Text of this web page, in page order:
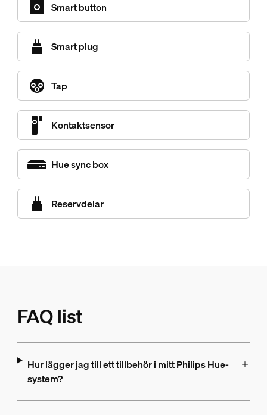
Smart button
Smart plug
Tap
Kontaktsensor
Hue sync box
Reservdelar
FAQ list
Hur lägger jag till ett tillbehör i mitt Philips Hue-
system?